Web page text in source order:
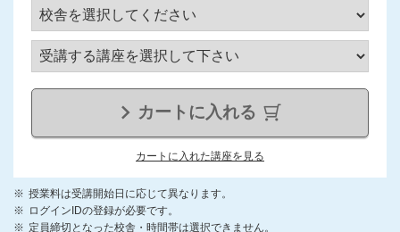
カートに入れる
カートに入れた講座を見る
授業料は受講開始日に応じて異なります。
ログインIDの登録が必要です。
定員締切となった校舎・時間帯は選択できません。